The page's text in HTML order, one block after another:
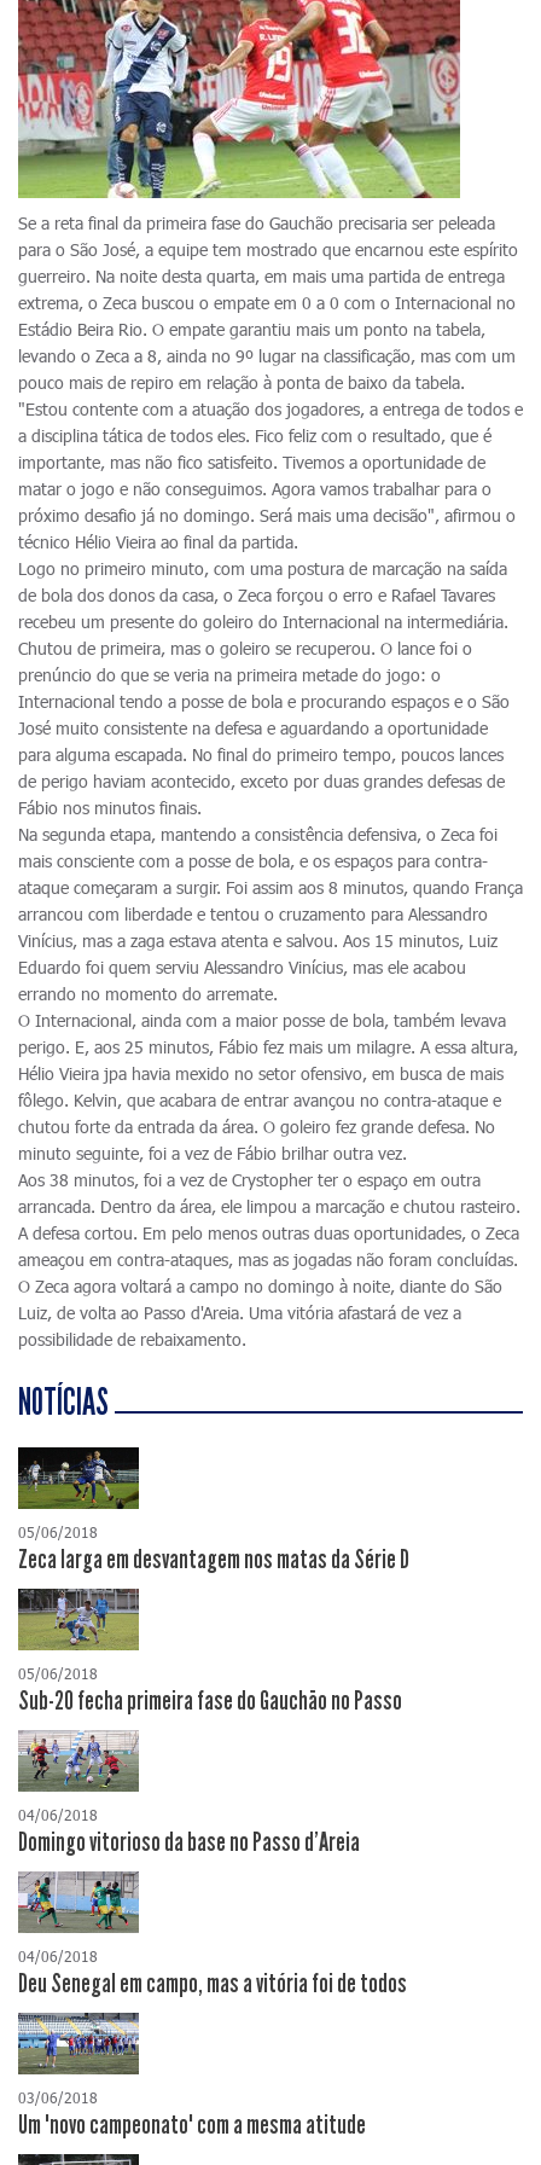
Se a reta final da primeira fase do Gauchão precisaria ser peleada
para o São José, a equipe tem mostrado que encarnou este espírito
guerreiro. Na noite desta quarta, em mais uma partida de entrega
extrema, o Zeca buscou o empate em 0 a 0 com o Internacional no
Estádio Beira Rio. O empate garantiu mais um ponto na tabela,
levando o Zeca a 8, ainda no 9º lugar na classificação, mas com um
pouco mais de repiro em relação à ponta de baixo da tabela.
"Estou contente com a atuação dos jogadores, a entrega de todos e
a disciplina tática de todos eles. Fico feliz com o resultado, que é
importante, mas não fico satisfeito. Tivemos a oportunidade de
matar o jogo e não conseguimos. Agora vamos trabalhar para o
próximo desafio já no domingo. Será mais uma decisão", afirmou o
técnico Hélio Vieira ao final da partida.
Logo no primeiro minuto, com uma postura de marcação na saída
de bola dos donos da casa, o Zeca forçou o erro e Rafael Tavares
recebeu um presente do goleiro do Internacional na intermediária.
Chutou de primeira, mas o goleiro se recuperou. O lance foi o
prenúncio do que se veria na primeira metade do jogo: o
Internacional tendo a posse de bola e procurando espaços e o São
José muito consistente na defesa e aguardando a oportunidade
para alguma escapada. No final do primeiro tempo, poucos lances
de perigo haviam acontecido, exceto por duas grandes defesas de
Fábio nos minutos finais.
Na segunda etapa, mantendo a consistência defensiva, o Zeca foi
mais consciente com a posse de bola, e os espaços para contra-
ataque começaram a surgir. Foi assim aos 8 minutos, quando França
arrancou com liberdade e tentou o cruzamento para Alessandro
Vinícius, mas a zaga estava atenta e salvou. Aos 15 minutos, Luiz
Eduardo foi quem serviu Alessandro Vinícius, mas ele acabou
errando no momento do arremate.
O Internacional, ainda com a maior posse de bola, também levava
perigo. E, aos 25 minutos, Fábio fez mais um milagre. A essa altura,
Hélio Vieira jpa havia mexido no setor ofensivo, em busca de mais
fôlego. Kelvin, que acabara de entrar avançou no contra-ataque e
chutou forte da entrada da área. O goleiro fez grande defesa. No
minuto seguinte, foi a vez de Fábio brilhar outra vez.
Aos 38 minutos, foi a vez de Crystopher ter o espaço em outra
arrancada. Dentro da área, ele limpou a marcação e chutou rasteiro.
A defesa cortou. Em pelo menos outras duas oportunidades, o Zeca
ameaçou em contra-ataques, mas as jogadas não foram concluídas.
O Zeca agora voltará a campo no domingo à noite, diante do São
Luiz, de volta ao Passo d'Areia. Uma vitória afastará de vez a
possibilidade de rebaixamento.
NOTÍCIAS
05/06/2018
Zeca larga em desvantagem nos matas da Série D
05/06/2018
Sub-20 fecha primeira fase do Gauchão no Passo
04/06/2018
Domingo vitorioso da base no Passo d'Areia
04/06/2018
Deu Senegal em campo, mas a vitória foi de todos
03/06/2018
Um "novo campeonato" com a mesma atitude